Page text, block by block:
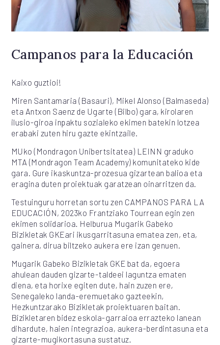
Campanos para la Educación
Kaixo guztioi!
Miren Santamaria (Basauri), Mikel Alonso (Balmaseda)
eta Antxon Saenz de Ugarte (Bilbo) gara, kirolaren
ilusio-giroa inpaktu sozialeko ekimen batekin lotzea
erabaki zuten hiru gazte ekintzaile.
MUko (Mondragon Unibertsitatea) LEINN graduko
MTA (Mondragon Team Academy) komunitateko kide
gara. Gure ikaskuntza-prozesua gizartean balioa eta
eragina duten proiektuak garatzean oinarritzen da.
Testuinguru horretan sortu zen CAMPANOS PARA LA
EDUCACIÓN, 2023ko Frantziako Tourrean egin zen
ekimen solidarioa. Helburua Mugarik Gabeko
Bizikletak GKEari ikusgarritasuna ematea zen, eta,
gainera, dirua biltzeko aukera ere izan genuen.
Mugarik Gabeko Bizikletak GKE bat da, egoera
ahulean dauden gizarte-taldeei laguntza ematen
diena, eta horixe egiten dute, hain zuzen ere,
Senegaleko landa-eremuetako gazteekin,
Hezkuntzarako Bizikletak proiektuaren baitan.
Bizikletaren bidez eskola-garraioa errazteko lanean
dihardute, haien integrazioa, aukera-berdintasuna eta
gizarte-mugikortasuna sustatuz.